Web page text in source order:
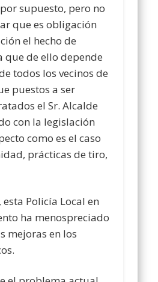
supuesto, pero no
que es obligación
el hecho de
que de ello depende
todos los vecinos de
puestos a ser
el Sr. Alcalde
con la legislación
como es el caso
prácticas de tiro,
Policía Local en
ha menospreciado
mejoras en los